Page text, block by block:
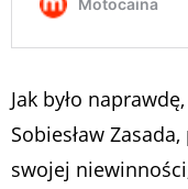
Jak było
Sobiesław
swojej